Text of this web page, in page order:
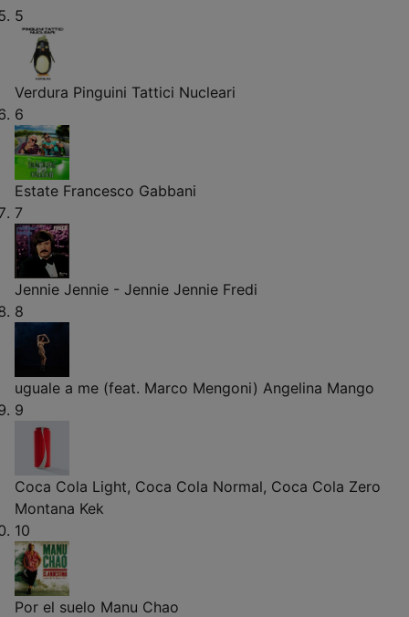
5
Verdura Pinguini Tattici Nucleari
6
Estate Francesco Gabbani
7
Jennie Jennie - Jennie Jennie Fredi
8
uguale a me (feat. Marco Mengoni) Angelina Mango
9
Coca Cola Light, Coca Cola Normal, Coca Cola Zero
Montana Kek
10
Por el suelo Manu Chao